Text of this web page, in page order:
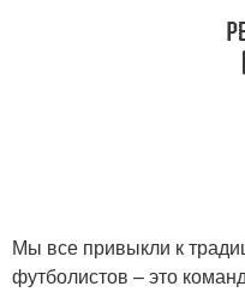
Мы все привыкли к
футболистов – это